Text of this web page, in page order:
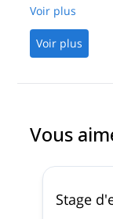
which made the
Voir plus
Voir plus
Vous
Stage